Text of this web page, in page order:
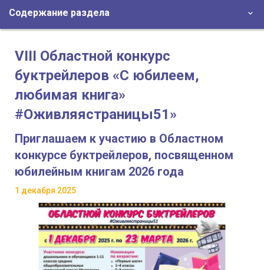
Содержание раздела
VIII Областной конкурс
буктрейлеров «С юбилеем,
любимая книга»
#Оживляястраницы51»
Приглашаем к участию в Областном
конкурсе буктрейлеров, посвященном
юбилейным книгам 2026 года
1 декабря 2025